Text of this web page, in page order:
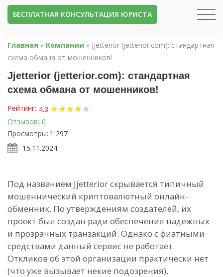
БЕСПЛАТНАЯ КОНСУЛЬТАЦИЯ ЮРИСТА
Главная » Компании » Jjetterior (jetterior.com): стандартная
схема обмана от мошенников!
Jjetterior (jetterior.com): стандартная
схема обмана от мошенников!
Рейтинг: 4.3 ★★★★★
Отзывов: 0
Просмотры: 1 297
15.11.2024
Под названием Jjetterior скрывается типичный
мошеннический криптовалютный онлайн-
обменник. По утверждениям создателей, их
проект был создан ради обеспечения надежных
и прозрачных транзакций. Однако с фиатными
средствами данный сервис не работает.
Откликов об этой организации практически нет
(что уже вызывает некие подозрения).